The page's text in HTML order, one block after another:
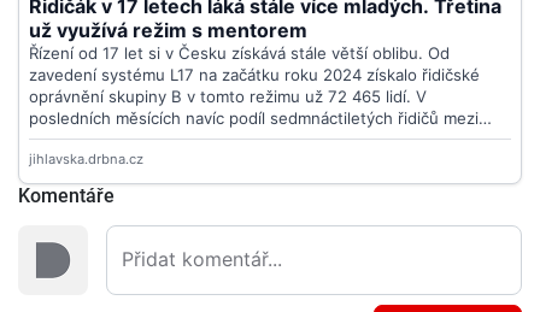
Komentáře